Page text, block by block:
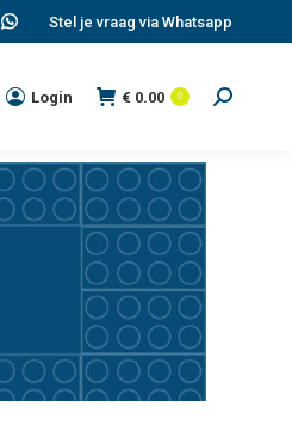
WhatsApp
opens
new
window
Stel je vraag via Whatsapp
Login € 0.00 0 Zoeken: